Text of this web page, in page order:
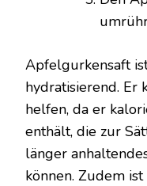
Apfelgurkensaft
hydratisierend. Er
helfen, da er
enthält, die zur
länger
können. Zudem